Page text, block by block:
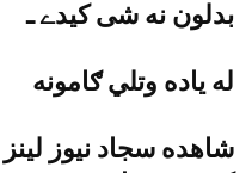
بدلون نه شى کيدے ـ
له ياده وتلي ګامونه
شاهده سجاد نيوز